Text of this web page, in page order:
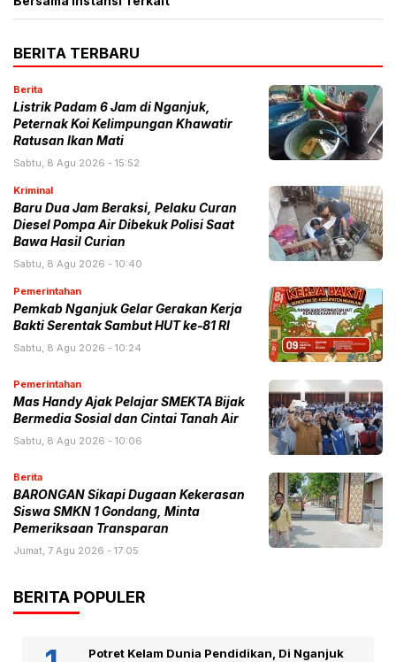
BERITA TERBARU
Berita
Listrik Padam 6 Jam di Nganjuk,
Peternak Koi Kelimpungan Khawatir
Ratusan Ikan Mati
Sabtu, 8 Agu 2026 - 15:52
Kriminal
Baru Dua Jam Beraksi, Pelaku Curan
Diesel Pompa Air Dibekuk Polisi Saat
Bawa Hasil Curian
Sabtu, 8 Agu 2026 - 10:40
Pemerintahan
Pemkab Nganjuk Gelar Gerakan Kerja
Bakti Serentak Sambut HUT ke-81 RI
Sabtu, 8 Agu 2026 - 10:24
Pemerintahan
Mas Handy Ajak Pelajar SMEKTA Bijak
Bermedia Sosial dan Cintai Tanah Air
Sabtu, 8 Agu 2026 - 10:06
Berita
BARONGAN Sikapi Dugaan Kekerasan
Siswa SMKN 1 Gondang, Minta
Pemeriksaan Transparan
Jumat, 7 Agu 2026 - 17:05
BERITA POPULER
Potret Kelam Dunia Pendidikan, Di Nganjuk